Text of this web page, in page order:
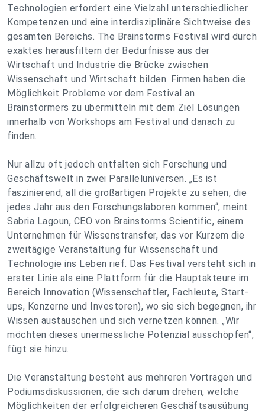
Technologien erfordert eine Vielzahl unterschiedlicher
Kompetenzen und eine interdisziplinäre Sichtweise des
gesamten Bereichs. The Brainstorms Festival wird durch
exaktes herausfiltern der Bedürfnisse aus der
Wirtschaft und Industrie die Brücke zwischen
Wissenschaft und Wirtschaft bilden. Firmen haben die
Möglichkeit Probleme vor dem Festival an
Brainstormers zu übermitteln mit dem Ziel Lösungen
innerhalb von Workshops am Festival und danach zu
finden.
Nur allzu oft jedoch entfalten sich Forschung und
Geschäftswelt in zwei Paralleluniversen. „Es ist
faszinierend, all die großartigen Projekte zu sehen, die
jedes Jahr aus den Forschungslaboren kommen“, meint
Sabria Lagoun, CEO von Brainstorms Scientific, einem
Unternehmen für Wissenstransfer, das vor Kurzem die
zweitägige Veranstaltung für Wissenschaft und
Technologie ins Leben rief. Das Festival versteht sich in
erster Linie als eine Plattform für die Hauptakteure im
Bereich Innovation (Wissenschaftler, Fachleute, Start-
ups, Konzerne und Investoren), wo sie sich begegnen, ihr
Wissen austauschen und sich vernetzen können. „Wir
möchten dieses unermessliche Potenzial ausschöpfen“,
fügt sie hinzu.
​Die Veranstaltung besteht aus mehreren Vorträgen und
Podiumsdiskussionen, die sich darum drehen, welche
Möglichkeiten der erfolgreicheren Geschäftsausübung